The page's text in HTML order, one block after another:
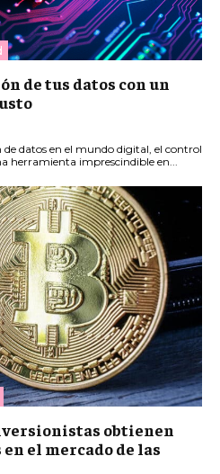
de tus datos con un
datos en el mundo digital, el control
herramienta imprescindible en...
obtienen
el mercado de las